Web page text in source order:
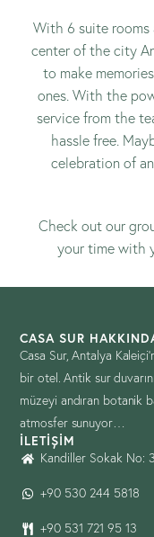
With 6 suite
center of the city
to make
ones. With the
service from the
hassle free.
celebration of
Check out our
your time with
CASA SUR
Casa Sur, Antalya
bir otel. Antik sur
müzeyi andıran botanik
atmosfer sunuyor…
İLETIŞIM
Kandiller Sokak No:
+90 530 244 5818
+90 531 721 95 13